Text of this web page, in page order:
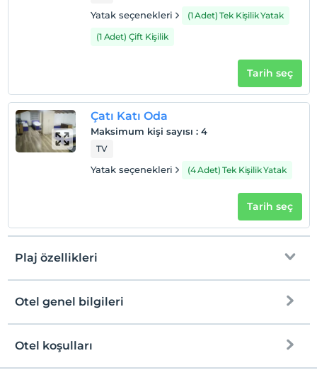
Yatak seçenekleri
(1 Adet) Tek Kişilik Yatak
(1 Adet) Çift Kişilik
Tarih seç
Çatı Katı Oda
Maksimum kişi sayısı : 4
TV
Yatak seçenekleri (4 Adet) Tek Kişilik Yatak
Tarih seç
Plaj özellikleri
Plaja
Kum plaj
Otel genel bilgileri
Otel koşulları
Check/in